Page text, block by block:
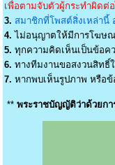
เพื่อตามจับตัวผู้กระทำผิดต่
3. สมาชิกที่โพสต์สิ่งเหล่านี้
4. ไม่อนุญาตให้มีการโฆษณ
5. ทุกความคิดเห็นเป็นข้อค
6. ทางทีมงานขอสงวนสิทธิ์
7. หากพบเห็นรูปภาพ หรือ
** พระราชบัญญัติว่าด้วยก